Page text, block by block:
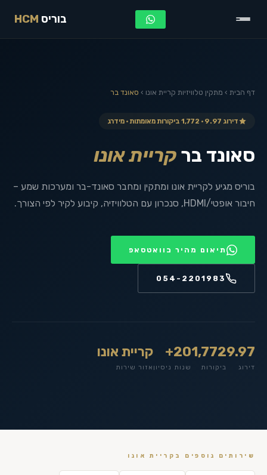
בוריס HCM
דף הבית › מתקין טלוויזיות קריית אונו › סאונד בר
דירוג 9.97 · 1,772 ביקורות מאומתות · מידרג
סאונד בר קריית אונו
בוריס מגיע לקריית אונו ומתקין ומחבר סאונד-בר ומערכות שמע –
חיבור אופטי/HDMI, סנכרון עם הטלוויזיה, קיבוע לקיר לפי הצורך.
תיאום מהיר בוואטסאפ
054-2201983
9.97
דירוג
1,772
ביקורות
20+
שנות ניסיון
קריית אונו
אזור שירות
שירותים נוספים ב קריית אונו